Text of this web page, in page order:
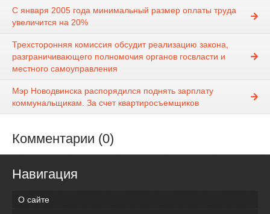
С января 2005 года минимальный размер оплаты труда
увеличится на 20%
Трехсторонняя комиссия обсудит реализацию закона,
разграничивающего полномочия органов госвласти и
местного самоуправления
Мэр Новодвинска распорядился поднять зарплату
коммунальщикам. За счет квартиросъемщиков
Комментарии (0)
Навигация
О сайте